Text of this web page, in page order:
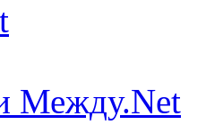
Между.Net